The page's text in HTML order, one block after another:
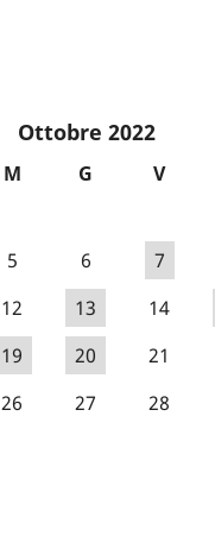
Ottobre 2022
M G V
5 6 7
12 13 14
19 20 21
26 27 28